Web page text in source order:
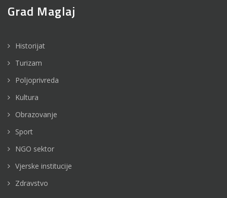
Grad Maglaj
Historijat
Turizam
Poljoprivreda
Kultura
Obrazovanje
Sport
NGO sektor
Vjerske institucije
Zdravstvo